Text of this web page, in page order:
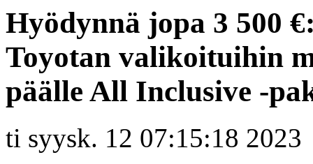
Hyödynnä jopa 3 500
Toyotan valikoituihin
päälle All Inclusive -
ti syysk. 12 07:15:18 2023